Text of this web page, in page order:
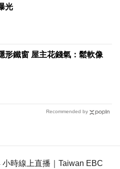
光
形鐵窗 屋主花錢氣：鬆軟像
Recommended by
時線上直播｜Taiwan EBC